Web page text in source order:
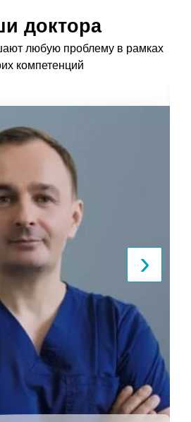
доктора
любую проблему в рамках
компетенций
›